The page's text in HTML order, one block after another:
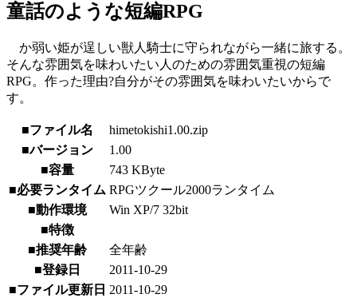
童話のような短編RPG
か弱い姫が逞しい獣人騎士に守られながら一緒に旅する。
そんな雰囲気を味わいたい人のための雰囲気重視の短編
RPG。作った理由?自分がその雰囲気を味わいたいからで
す。
■ファイル名
himetokishi1.00.zip
■バージョン
1.00
■容量
743 KByte
■必要ランタイム RPGツクール2000ランタイム
■動作環境
Win XP/7 32bit
■特徴
■推奨年齢
全年齢
■登録日
2011-10-29
■ファイル更新日 2011-10-29